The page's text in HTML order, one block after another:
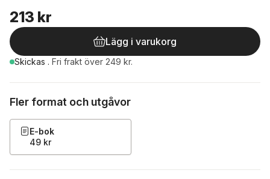
213 kr
Lägg i varukorg
Skickas . Fri frakt över 249 kr.
Fler format och utgåvor
E-bok
49 kr